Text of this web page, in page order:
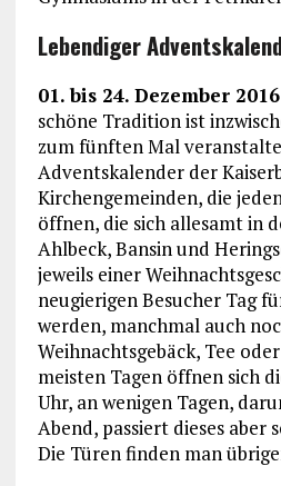
Lebendiger
01. bis 24. Dezember
schöne Tradition ist
zum fünften Mal
Adventskalender der
Kirchengemeinden, die
öffnen, die sich allesamt in
Ahlbeck, Bansin und
jeweils einer
neugierigen Besucher Tag
werden, manchmal auch
Weihnachtsgebäck, Tee
meisten Tagen öffnen sich
Uhr, an wenigen Tagen,
Abend, passiert dieses aber
Die Türen finden man